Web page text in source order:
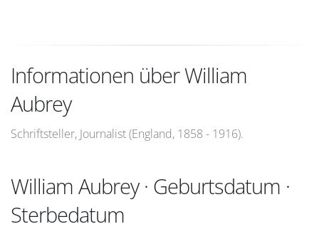
Informationen über William
Aubrey
Schriftsteller, Journalist (England, 1858 - 1916).
William Aubrey · Geburtsdatum ·
Sterbedatum